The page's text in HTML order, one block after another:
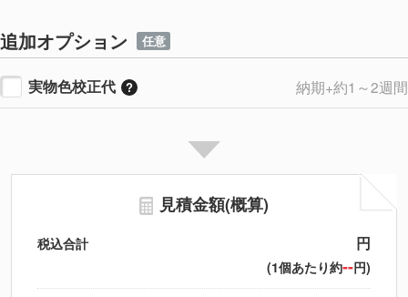
追加オプション 任意
実物色校正代 納期+約1～2週間
見積金額(概算)
税込合計 円
(1個あたり約--円)